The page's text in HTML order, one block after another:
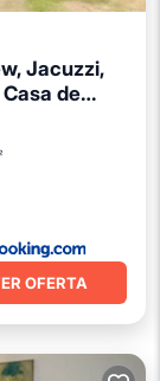
Jacuzzi,
de
OFERTA